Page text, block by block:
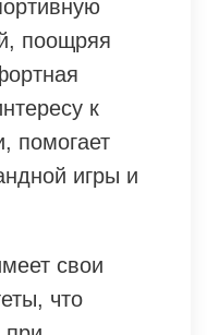
поощряя
к
помогает
игры и
свои
что